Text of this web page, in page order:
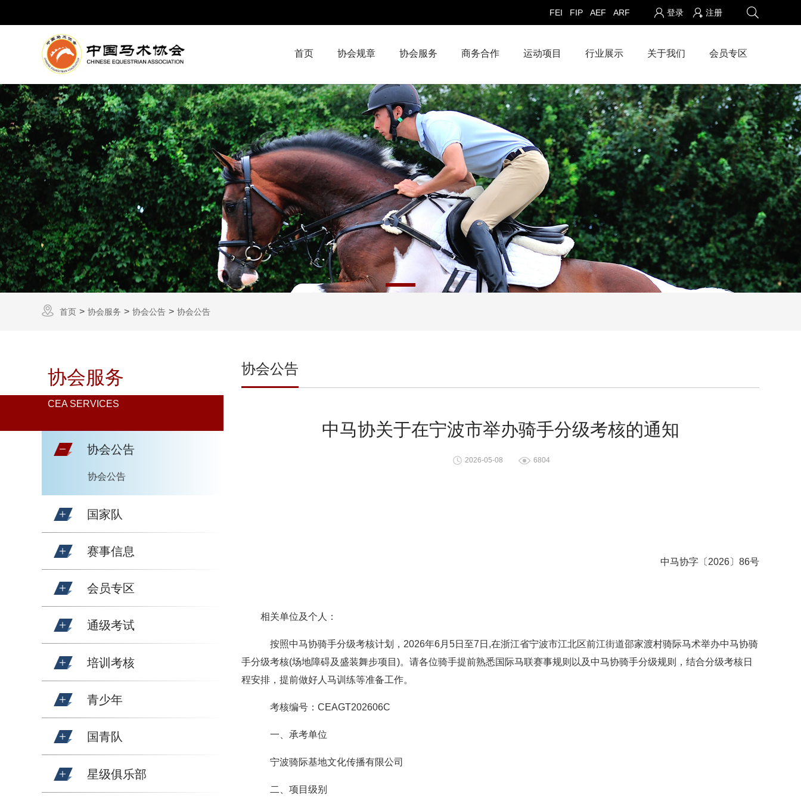
登录 注册
FEI FIP AEF ARF
首页 协会规章 协会服务 商务合作 运动项目 行业展示 关于我们 会员专区
首页 协会服务 协会公告 协会公告
协会服务
CEA SERVICES
协会公告
协会公告
国家队
赛事信息
会员专区
通级考试
培训考核
青少年
国青队
星级俱乐部
协会公告
中马协关于在宁波市举办骑手分级考核的通知
2026-05-08 6804
中马协字〔2026〕86号
相关单位及个人：
按照中马协骑手分级考核计划，2026年6月5日至7日,在浙江省宁波市江北区前江街道邵家渡村骑际马术举办中马协骑
手分级考核(场地障碍及盛装舞步项目)。请各位骑手提前熟悉国际马联赛事规则以及中马协骑手分级规则，结合分级考核日
程安排，提前做好人马训练等准备工作。
考核编号：CEAGT202606C
一、承考单位
宁波骑际基地文化传播有限公司
二、项目级别